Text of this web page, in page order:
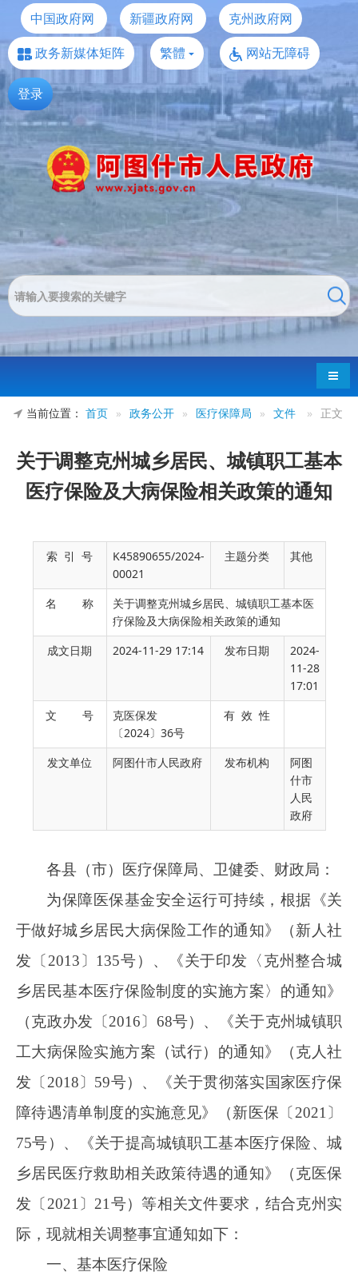
中国政府网 新疆政府网
克州政府网
政务新媒体矩阵
繁體 网站无障碍
登录
导航
当前位置： 首页 » 政务公开 » 医疗保障局 » 文件 » 正文
关于调整克州城乡居民、城镇职工基本
医疗保险及大病保险相关政策的通知
索 引 号
K45890655/2024-
00021
主题分类 其他
名 称
关于调整克州城乡居民、城镇职工基本医
疗保险及大病保险相关政策的通知
成文日期
2024-11-29 17:14 发布日期
2024-
11-28
17:01
文 号
克医保发
〔2024〕36号
有 效 性
发文单位 阿图什市人民政府 发布机构
阿图
什市
人民
政府
各县（市）医疗保障局、卫健委、财政局：
为保障医保基金安全运行可持续，根据《关
工大病保险实施方案（试行）的通知》（克人社
发〔2018〕59号）、《关于贯彻落实国家医疗保
障待遇清单制度的实施意见》（新医保〔2021〕
75号）、《关于提高城镇职工基本医疗保险、城
发〔2021〕21号）等相关文件要求，结合克州实
际，现就相关调整事宜通知如下：
一、基本医疗保险
（一）城乡居民基本医疗保险
城乡居民基本医疗保险起付线调整为一级医
构600元、州域外三级医疗机构800元。
（二）城镇职工基本医疗保险
城镇职工基本医疗保险起付线调整为一级医
疗机构300元、二级医疗机构500元、三级医疗机
构700元、州域外三级医疗机构900元。